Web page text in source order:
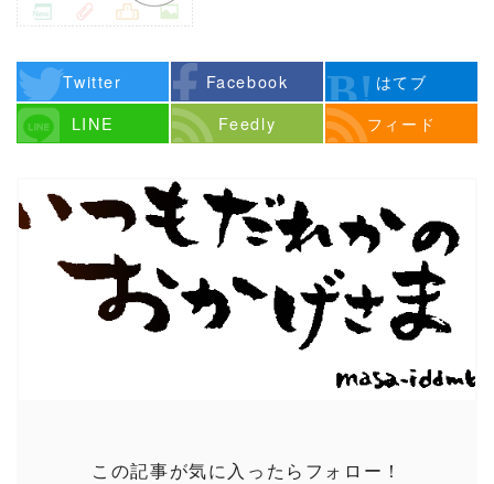
Twitter Facebook
はてブ
LINE
Feedly フィード
この記事が気に入ったらフォロー！